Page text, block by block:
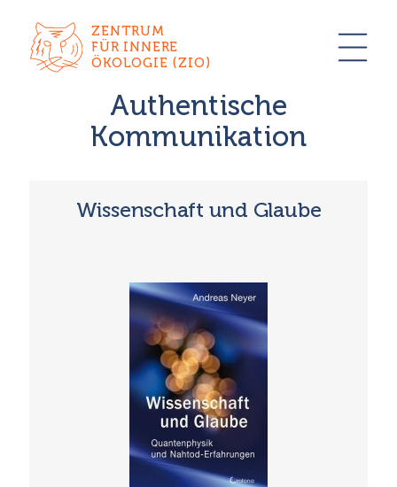
ZENTRUM
FÜR INNERE
ÖKOLOGIE (ZIO)
Authentische
Kommunikation
Wissenschaft und Glaube